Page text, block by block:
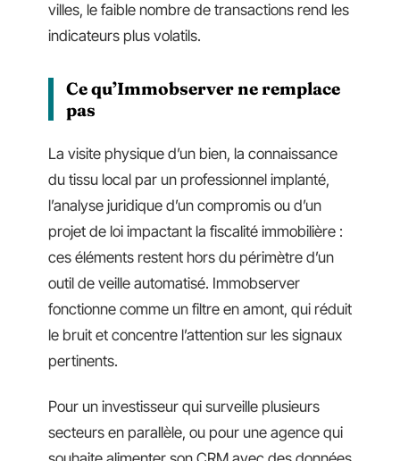
villes, le faible nombre de transactions rend les
indicateurs plus volatils.
Ce qu’Immobserver ne remplace
pas
La visite physique d’un bien, la connaissance
du tissu local par un professionnel implanté,
l’analyse juridique d’un compromis ou d’un
projet de loi impactant la fiscalité immobilière :
ces éléments restent hors du périmètre d’un
outil de veille automatisé. Immobserver
fonctionne comme un filtre en amont, qui réduit
le bruit et concentre l’attention sur les signaux
pertinents.
Pour un investisseur qui surveille plusieurs
secteurs en parallèle, ou pour une agence qui